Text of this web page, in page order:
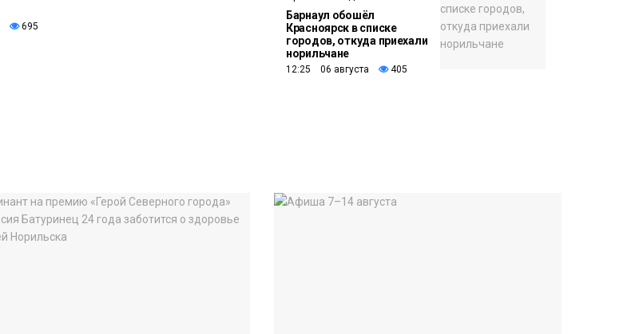
695
Барнаул обошёл
Красноярск в списке
городов, откуда приехали
норильчане
12:25 06 августа 405